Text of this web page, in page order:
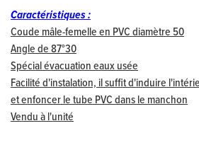
Caractéristiques :
Coude mâle-femelle en PVC diamètre 50
Angle de 87°30
Spécial évacuation eaux usée
Facilité d'instalation, il suffit d'induire
et enfoncer le tube PVC dans le manchon
Vendu à l'unité